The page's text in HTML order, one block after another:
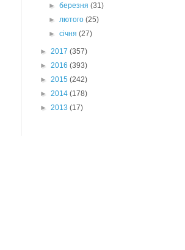
►березня(31)
►лютого(25)
►січня(27)
► 2017 (357)
► 2016 (393)
► 2015 (242)
► 2014 (178)
► 2013 (17)